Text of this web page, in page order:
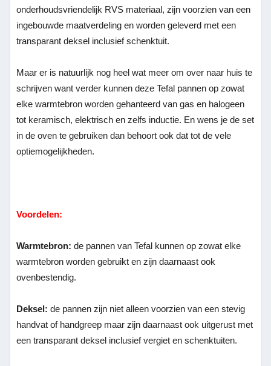
onderhoudsvriendelijk RVS materiaal, zijn voorzien van een
ingebouwde maatverdeling en worden geleverd met een
transparant deksel inclusief schenktuit.
Maar er is natuurlijk nog heel wat meer om over naar huis te
schrijven want verder kunnen deze Tefal pannen op zowat
elke warmtebron worden gehanteerd van gas en halogeen
tot keramisch, elektrisch en zelfs inductie. En wens je de set
in de oven te gebruiken dan behoort ook dat tot de vele
optiemogelijkheden.
Voordelen:
Warmtebron:de pannen van Tefal kunnen op zowat elke
warmtebron worden gebruikt en zijn daarnaast ook
ovenbestendig.
Deksel: de pannen zijn niet alleen voorzien van een stevig
handvat of handgreep maar zijn daarnaast ook uitgerust met
een transparant deksel inclusief vergiet en schenktuiten.